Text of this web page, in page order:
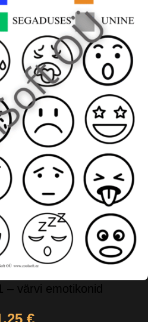
– värvi emotikonid
€